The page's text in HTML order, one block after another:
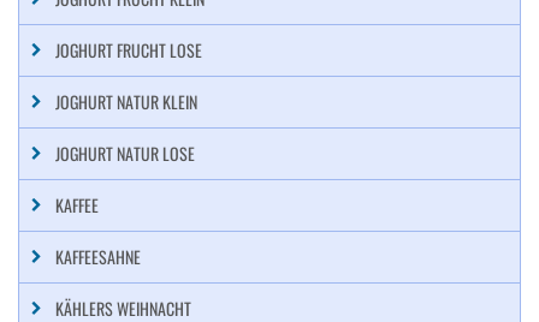
JOGHURT FRUCHT LOSE
JOGHURT NATUR KLEIN
JOGHURT NATUR LOSE
KAFFEE
KAFFEESAHNE
KÄHLERS WEIHNACHT